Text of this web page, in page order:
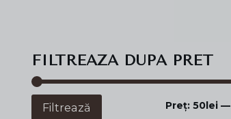
FILTREAZA DUPA PRET
Filtrează Preț: 50lei—